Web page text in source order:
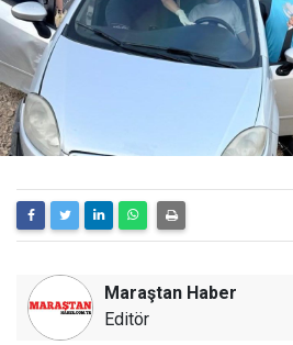
Maraştan Haber
Editör